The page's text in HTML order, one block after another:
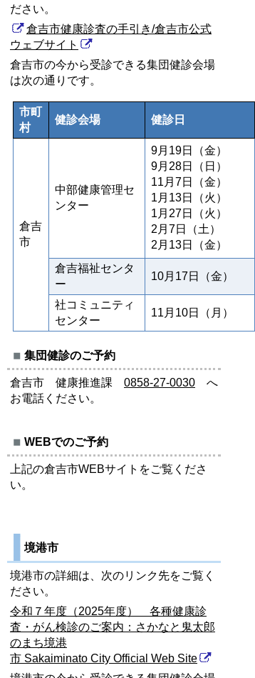
ださい。
倉吉市健康診査の手引き/倉吉市公式
ウェブサイト
倉吉市の今から受診できる集団健診会場
は次の通りです。
市町
村
健診会場 健診日
倉吉
市
中部健康管理セ
ンター
9月19日（金）
9月28日（日）
11月7日（金）
1月13日（火）
1月27日（火）
2月7日（土）
2月13日（金）
倉吉福祉センタ
ー
10月17日（金）
社コミュニティ
センター
11月10日（月）
集団健診のご予約
倉吉市 健康推進課 0858-27-0030 へ
お電話ください。
WEBでのご予約
上記の倉吉市WEBサイトをご覧くださ
い。
境港市
境港市の詳細は、次のリンク先をご覧く
ださい。
令和７年度（2025年度） 各種健康診
査・がん検診のご案内：さかなと鬼太郎
のまち境港
市 Sakaiminato City Official Web Site